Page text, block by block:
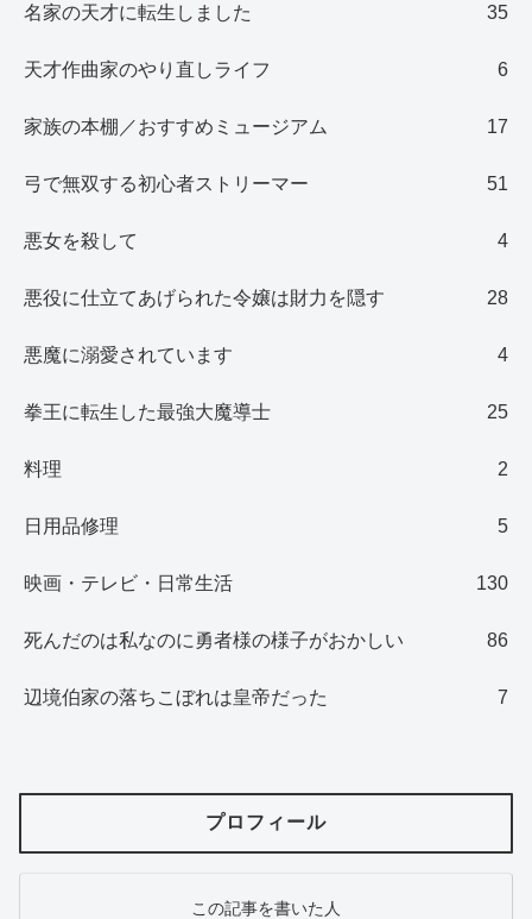
名家の天才に転生しました 35
天才作曲家のやり直しライフ 6
家族の本棚／おすすめミュージアム 17
弓で無双する初心者ストリーマー 51
悪女を殺して 4
悪役に仕立てあげられた令嬢は財力を隠す 28
悪魔に溺愛されています 4
拳王に転生した最強大魔導士 25
料理 2
日用品修理 5
映画・テレビ・日常生活 130
死んだのは私なのに勇者様の様子がおかしい 86
辺境伯家の落ちこぼれは皇帝だった 7
プロフィール
この記事を書いた人